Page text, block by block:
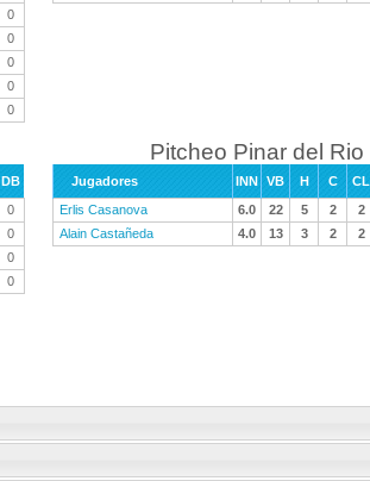
0
0
0
0
0
DB
0
0
0
0
Pitcheo Pinar del Rio
Jugadores INN VB H C CL
Erlis Casanova
6.0 22 5 2 2
Alain Castañeda
4.0 13 3 2 2